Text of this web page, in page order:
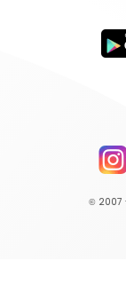
© 2007